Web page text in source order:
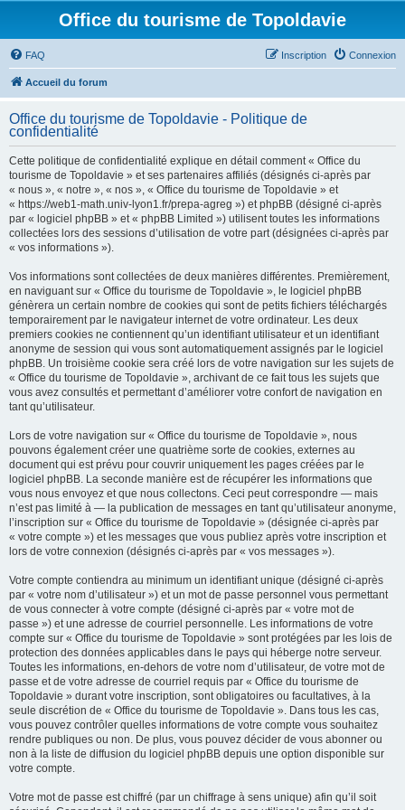
Office du tourisme de Topoldavie
FAQ Connexion
Inscription
Accueil du forum
Office du tourisme de Topoldavie - Politique de
confidentialité
Cette politique de confidentialité explique en détail comment « Office du
tourisme de Topoldavie » et ses partenaires affiliés (désignés ci-après par
« nous », « notre », « nos », « Office du tourisme de Topoldavie » et
« https://web1-math.univ-lyon1.fr/prepa-agreg ») et phpBB (désigné ci-après
par « logiciel phpBB » et « phpBB Limited ») utilisent toutes les informations
collectées lors des sessions d’utilisation de votre part (désignées ci-après par
« vos informations »).
Vos informations sont collectées de deux manières différentes. Premièrement,
en naviguant sur « Office du tourisme de Topoldavie », le logiciel phpBB
génèrera un certain nombre de cookies qui sont de petits fichiers téléchargés
temporairement par le navigateur internet de votre ordinateur. Les deux
premiers cookies ne contiennent qu’un identifiant utilisateur et un identifiant
anonyme de session qui vous sont automatiquement assignés par le logiciel
phpBB. Un troisième cookie sera créé lors de votre navigation sur les sujets de
« Office du tourisme de Topoldavie », archivant de ce fait tous les sujets que
vous avez consultés et permettant d’améliorer votre confort de navigation en
tant qu’utilisateur.
Lors de votre navigation sur « Office du tourisme de Topoldavie », nous
pouvons également créer une quatrième sorte de cookies, externes au
document qui est prévu pour couvrir uniquement les pages créées par le
logiciel phpBB. La seconde manière est de récupérer les informations que
vous nous envoyez et que nous collectons. Ceci peut correspondre — mais
n’est pas limité à — la publication de messages en tant qu’utilisateur anonyme,
l’inscription sur « Office du tourisme de Topoldavie » (désignée ci-après par
« votre compte ») et les messages que vous publiez après votre inscription et
lors de votre connexion (désignés ci-après par « vos messages »).
Votre compte contiendra au minimum un identifiant unique (désigné ci-après
par « votre nom d’utilisateur ») et un mot de passe personnel vous permettant
de vous connecter à votre compte (désigné ci-après par « votre mot de
passe ») et une adresse de courriel personnelle. Les informations de votre
compte sur « Office du tourisme de Topoldavie » sont protégées par les lois de
protection des données applicables dans le pays qui héberge notre serveur.
Toutes les informations, en-dehors de votre nom d’utilisateur, de votre mot de
passe et de votre adresse de courriel requis par « Office du tourisme de
Topoldavie » durant votre inscription, sont obligatoires ou facultatives, à la
seule discrétion de « Office du tourisme de Topoldavie ». Dans tous les cas,
vous pouvez contrôler quelles informations de votre compte vous souhaitez
rendre publiques ou non. De plus, vous pouvez décider de vous abonner ou
non à la liste de diffusion du logiciel phpBB depuis une option disponible sur
votre compte.
Votre mot de passe est chiffré (par un chiffrage à sens unique) afin qu’il soit